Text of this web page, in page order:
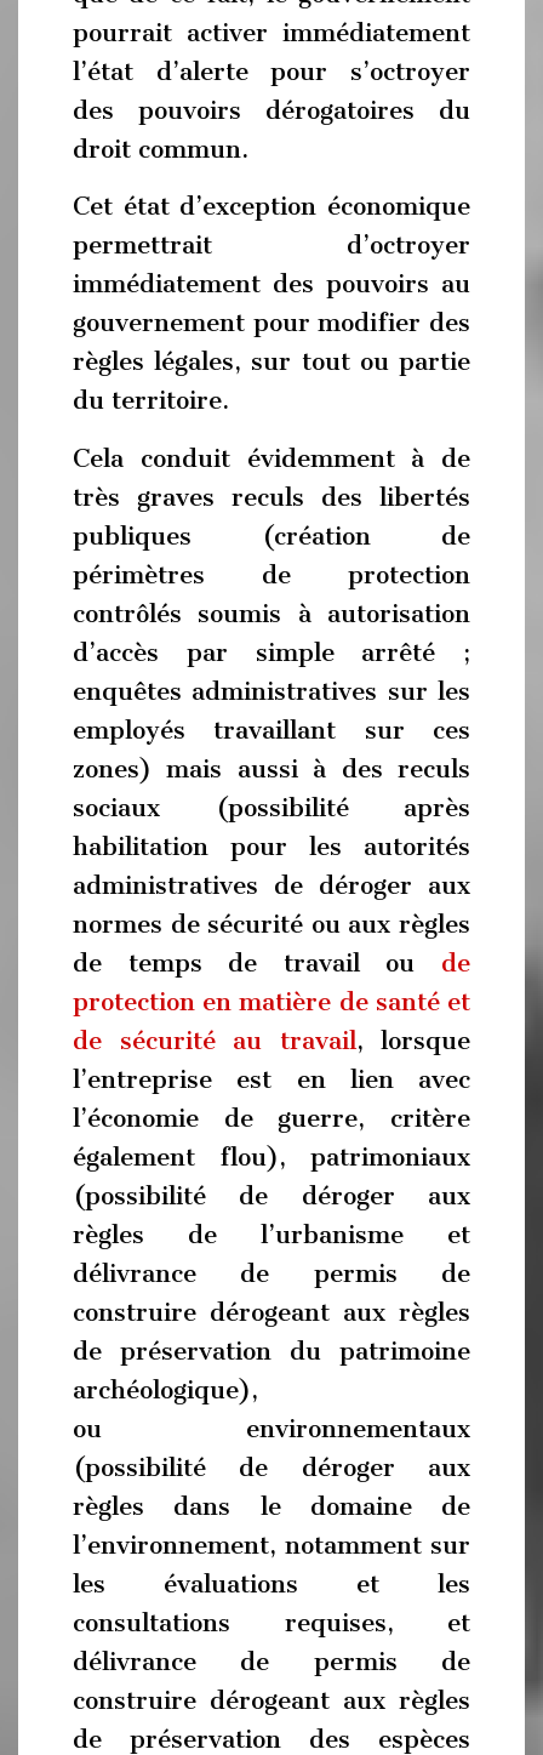
pourrait activer immédiatement
l’état d’alerte pour s’octroyer
des pouvoirs dérogatoires du
droit commun.
Cet état d’exception économique
permettrait d’octroyer
immédiatement des pouvoirs au
gouvernement pour modifier des
règles légales, sur tout ou partie
du territoire.
Cela conduit évidemment à de
très graves reculs des libertés
publiques (création de
périmètres de protection
contrôlés soumis à autorisation
d’accès par simple arrêté ;
enquêtes administratives sur les
employés travaillant sur ces
zones) mais aussi à des reculs
sociaux (possibilité après
habilitation pour les autorités
administratives de déroger aux
normes de sécurité ou aux règles
de temps de travail ou de
protection en matière de santé et
de sécurité au travail, lorsque
l’entreprise est en lien avec
l’économie de guerre, critère
également flou), patrimoniaux
(possibilité de déroger aux
règles de l’urbanisme et
délivrance de permis de
construire dérogeant aux règles
de préservation du patrimoine
archéologique),
ou
environnementaux
(possibilité de déroger aux
règles dans le domaine de
l’environnement, notamment sur
les évaluations et les
consultations requises, et
délivrance de permis de
construire dérogeant aux règles
de préservation des espèces